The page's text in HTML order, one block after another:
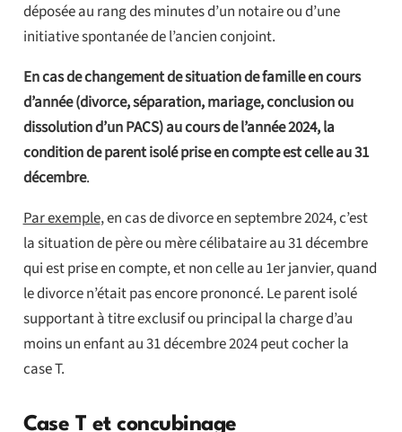
déposée au rang des minutes d’un notaire ou d’une
initiative spontanée de l’ancien conjoint.
En cas de changement de situation de famille en cours
d’année (divorce, séparation, mariage, conclusion ou
dissolution d’un PACS) au cours de l’année 2024, la
condition de parent isolé prise en compte est celle au 31
décembre.
Par exemple, en cas de divorce en septembre 2024, c’est
la situation de père ou mère célibataire au 31 décembre
qui est prise en compte, et non celle au 1er janvier, quand
le divorce n’était pas encore prononcé. Le parent isolé
supportant à titre exclusif ou principal la charge d’au
moins un enfant au 31 décembre 2024 peut cocher la
case T.
Case T et concubinage